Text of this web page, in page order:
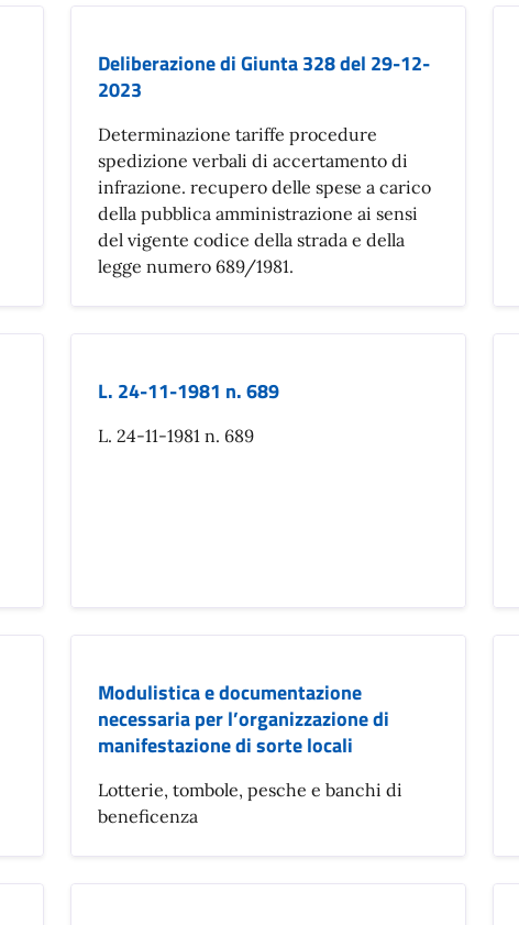
Deliberazione di Giunta 328 del 29-12-
2023
Determinazione tariffe procedure
spedizione verbali di accertamento di
infrazione. recupero delle spese a carico
della pubblica amministrazione ai sensi
del vigente codice della strada e della
legge numero 689/1981.
L. 24-11-1981 n. 689
L. 24-11-1981 n. 689
Modulistica e documentazione
necessaria per l’organizzazione di
manifestazione di sorte locali
Lotterie, tombole, pesche e banchi di
beneficenza